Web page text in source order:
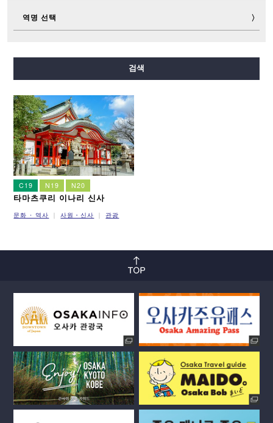
역명 선택
사카이스지선
이마자토스지선 뉴트램
검색
C19 N19 N20
타마츠쿠리 이나리 신사
문화 ･ 역사 사원・신사 관광